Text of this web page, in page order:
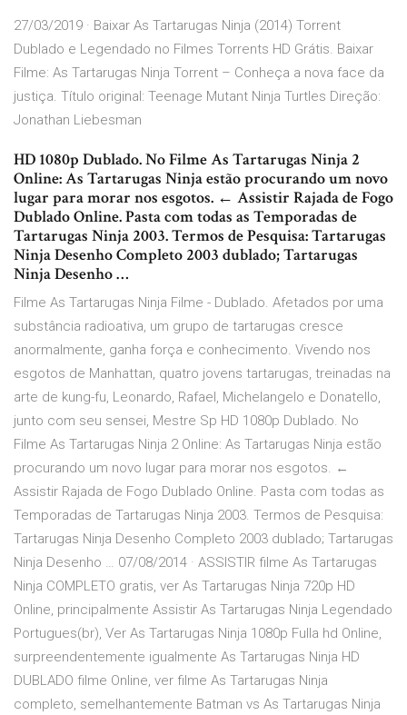
27/03/2019 · Baixar As Tartarugas Ninja (2014) Torrent
Dublado e Legendado no Filmes Torrents HD Grátis. Baixar
Filme: As Tartarugas Ninja Torrent – Conheça a nova face da
justiça. Título original: Teenage Mutant Ninja Turtles Direção:
Jonathan Liebesman
HD 1080p Dublado. No Filme As Tartarugas Ninja 2
Online: As Tartarugas Ninja estão procurando um novo
lugar para morar nos esgotos. ← Assistir Rajada de Fogo
Dublado Online. Pasta com todas as Temporadas de
Tartarugas Ninja 2003. Termos de Pesquisa: Tartarugas
Ninja Desenho Completo 2003 dublado; Tartarugas
Ninja Desenho …
Filme As Tartarugas Ninja Filme - Dublado. Afetados por uma
substância radioativa, um grupo de tartarugas cresce
anormalmente, ganha força e conhecimento. Vivendo nos
esgotos de Manhattan, quatro jovens tartarugas, treinadas na
arte de kung-fu, Leonardo, Rafael, Michelangelo e Donatello,
junto com seu sensei, Mestre Sp HD 1080p Dublado. No
Filme As Tartarugas Ninja 2 Online: As Tartarugas Ninja estão
procurando um novo lugar para morar nos esgotos. ←
Assistir Rajada de Fogo Dublado Online. Pasta com todas as
Temporadas de Tartarugas Ninja 2003. Termos de Pesquisa:
Tartarugas Ninja Desenho Completo 2003 dublado; Tartarugas
Ninja Desenho … 07/08/2014 · ASSISTIR filme As Tartarugas
Ninja COMPLETO gratis, ver As Tartarugas Ninja 720p HD
Online, principalmente Assistir As Tartarugas Ninja Legendado
Portugues(br), Ver As Tartarugas Ninja 1080p Fulla hd Online,
surpreendentemente igualmente As Tartarugas Ninja HD
DUBLADO filme Online, ver filme As Tartarugas Ninja
completo, semelhantemente Batman vs As Tartarugas Ninja